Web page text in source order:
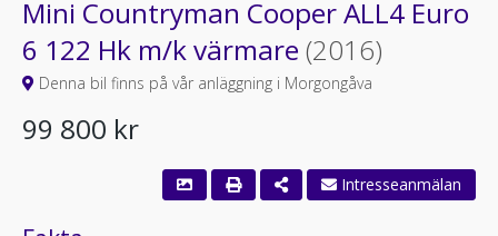
Mini Countryman Cooper ALL4 Euro
6 122 Hk m/k värmare (2016)
Denna bil finns på vår anläggning i Morgongåva
99 800 kr
Intresseanmälan